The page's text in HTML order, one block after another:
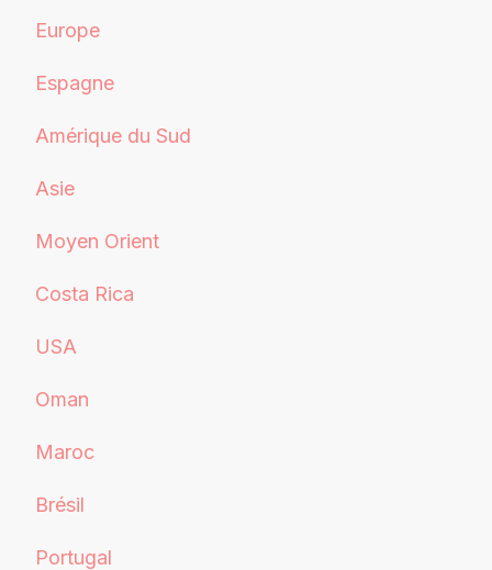
Europe
Espagne
Amérique du Sud
Asie
Moyen Orient
Costa Rica
USA
Oman
Maroc
Brésil
Portugal